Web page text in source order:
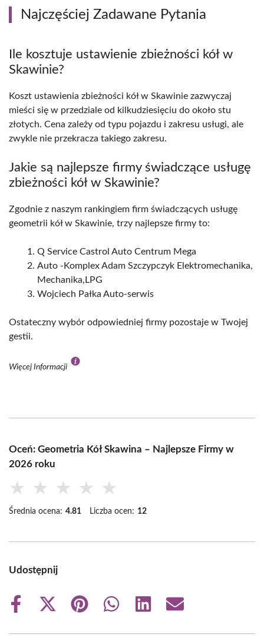
Najczęściej Zadawane Pytania
Ile kosztuje ustawienie zbieżności kół w
Skawinie?
Koszt ustawienia zbieżności kół w Skawinie zazwyczaj
mieści się w przedziale od kilkudziesięciu do około stu
złotych. Cena zależy od typu pojazdu i zakresu usługi, ale
zwykle nie przekracza takiego zakresu.
Jakie są najlepsze firmy świadczące usługę
zbieżności kół w Skawinie?
Zgodnie z naszym rankingiem firm świadczących usługę
geometrii kół w Skawinie, trzy najlepsze firmy to:
Q Service Castrol Auto Centrum Mega
Auto -Komplex Adam Szczypczyk Elektromechanika,
Mechanika,LPG
Wojciech Pałka Auto-serwis
Ostateczny wybór odpowiedniej firmy pozostaje w Twojej
gestii.
Więcej Informacji
Oceń: Geometria Kół Skawina – Najlepsze Firmy w
2026 roku
★ ★ ★ ★ ★
Średnia ocena: 4.81 Liczba ocen: 12
Udostępnij
Share
Share
(Twitter)
Share
Share
Share
Share